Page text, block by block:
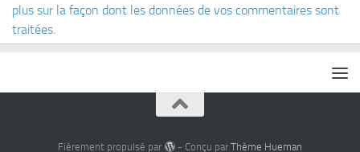
plus sur la façon dont les données de vos commentaires sont
traitées.
Fièrement propulsé par - Conçu par Thème Hueman